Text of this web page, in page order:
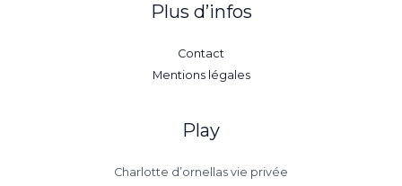
Plus d’infos
Contact
Mentions légales
Play
Charlotte d’ornellas vie privée